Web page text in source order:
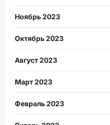
Ноябрь 2023
Октябрь 2023
Август 2023
Март 2023
Февраль 2023